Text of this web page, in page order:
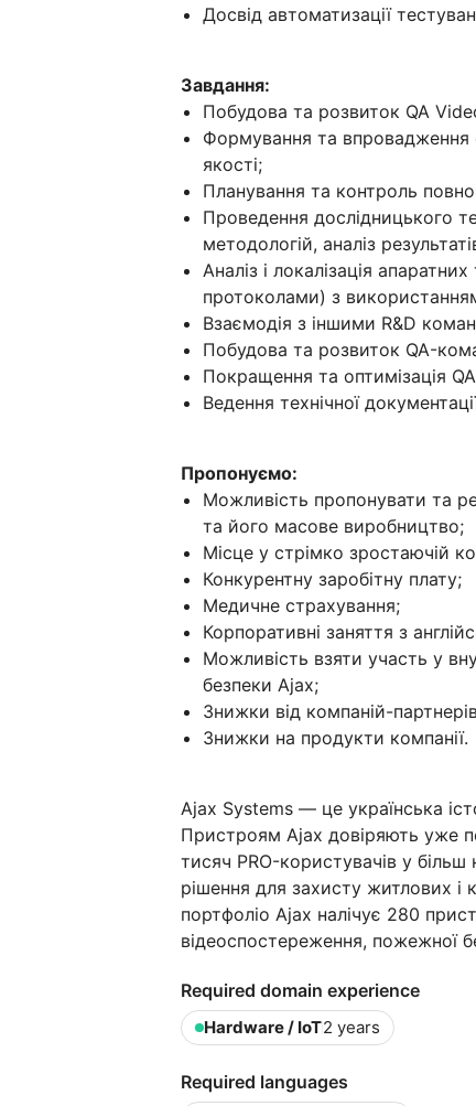
Досвід автоматизації
Завдання:
Побудова та розвиток QA
Формування та впровадження
якості;
Планування та контроль
Проведення дослідницького
методологій, аналіз
Аналіз і локалізація
протоколами) з
Взаємодія з іншими R&D
Побудова та розвиток QA-
Покращення та оптимізація
Ведення технічної
Пропонуємо:
Можливість пропонувати та
та його масове виробництво;
Місце у стрімко зростаючій
Конкурентну заробітну плату;
Медичне страхування;
Корпоративні заняття з
Можливість взяти участь у
безпеки Ajax;
Знижки від компаній-
Знижки на продукти компанії.
Ajax Systems — це українська
Пристроям Ajax довіряють уже
тисяч PRO-користувачів у
рішення для захисту житлових і
портфоліо Ajax налічує 280
відеоспостереження, пожежної
Required domain experience
Hardware / IoT2 years
Required languages